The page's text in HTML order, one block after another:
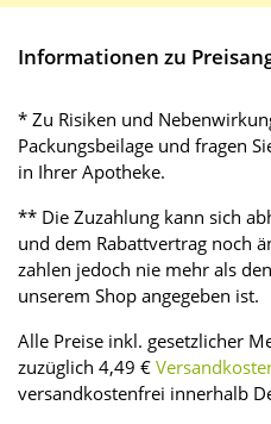
Informationen zu
* Zu Risiken und
Packungsbeilage und fragen
in Ihrer Apotheke.
** Die Zuzahlung kann sich
und dem Rabattvertrag noch
zahlen jedoch nie mehr als
unserem Shop angegeben ist.
Alle Preise inkl. gesetzlicher
zuzüglich 4,49 €
versandkostenfrei innerhalb